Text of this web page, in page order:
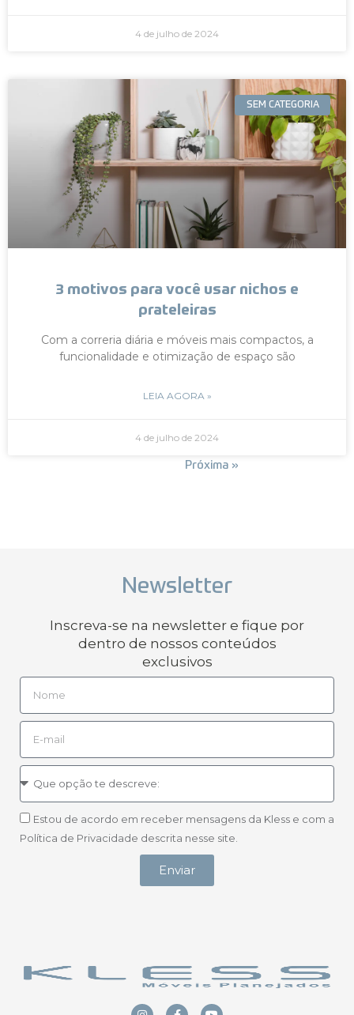
4 de julho de 2024
SEM CATEGORIA
3 motivos para você usar nichos e
prateleiras
Com a correria diária e móveis mais compactos, a
funcionalidade e otimização de espaço são
LEIA AGORA »
4 de julho de 2024
Próxima »
Newsletter
Inscreva-se na newsletter e fique por
dentro de nossos conteúdos
exclusivos
Estou de acordo em receber mensagens da Kless e com a
Política de Privacidade descrita nesse site.
Enviar